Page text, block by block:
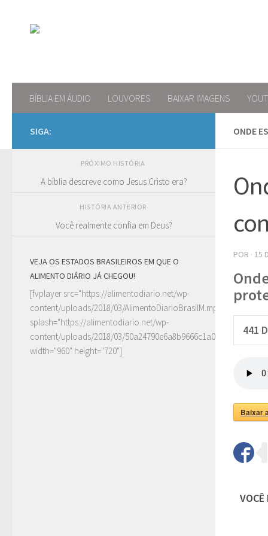
BÍBLIA EM ÁUDIO LOUVORES BAIXAR IMAGENS
ONDE
POR · 15
441
Baixar
VOCÊ
SIGA:
PRÓXIMO HISTÓRIA
A bíblia descreve como Jesus Cristo era?
HISTÓRIA ANTERIOR
Você realmente confia em Deus?
VEJA OS ESTADOS BRASILEIROS EM QUE O
ALIMENTO DIÁRIO JÁ CHEGOU!
[fvplayer src="https://alimentodiario.net/wp-
content/uploads/2018/03/AlimentoDiarioBrasilM.mp4"
splash="https://alimentodiario.net/wp-
content/uploads/2018/03/
width="960" height="720"]